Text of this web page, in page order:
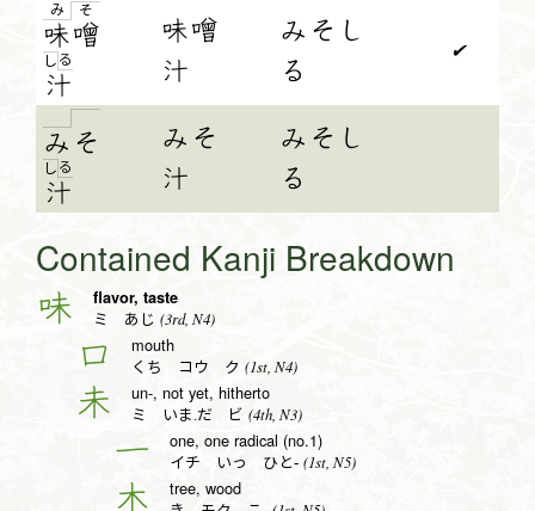
み
味
そ
噌
し る
汁
味噌
汁
みそし
る
✔
み そ
し る
汁
みそ
汁
みそし
る
Contained Kanji Breakdown
味 flavor, taste
ミ あじ (3rd, N4)
口 mouth
くち コウ ク (1st, N4)
未 un-, not yet, hitherto
ミ いま.だ ビ (4th, N3)
一 one, one radical (no.1)
イチ いっ ひと- (1st, N5)
木 tree, wood